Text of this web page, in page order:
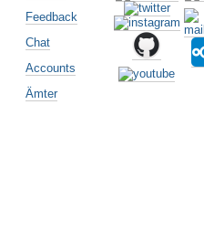
Feedback
Chat
Accounts
Ämter